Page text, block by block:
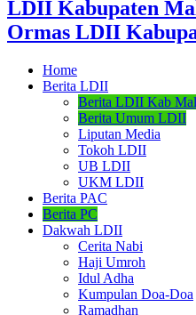
LDII Kabupaten
Ormas LDII
Home
Berita LDII
Berita LDII Kab
Berita Umum LDII
Liputan Media
Tokoh LDII
UB LDII
UKM LDII
Berita PAC
Berita PC
Dakwah LDII
Cerita Nabi
Haji Umroh
Idul Adha
Kumpulan Doa-Doa
Ramadhan